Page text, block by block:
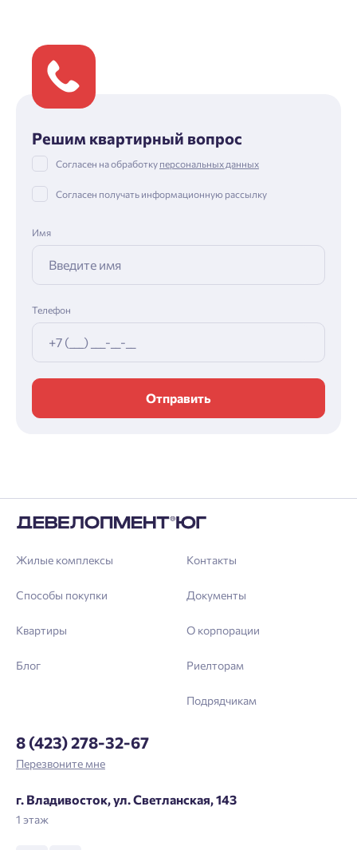
Решим квартирный вопрос
Согласен на обработку персональных данных
Согласен получать информационную рассылку
Имя
Телефон
Отправить
Жилые комплексы
Способы покупки
Квартиры
Блог
Контакты
Документы
О корпорации
Риелторам
Подрядчикам
8 (423) 278-32-67
Перезвоните мне
г. Владивосток, ул. Светланская, 143
1 этаж